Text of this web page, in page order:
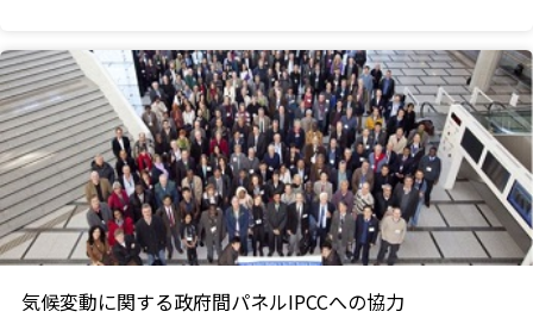
気候変動に関する政府間パネルIPCCへの協力